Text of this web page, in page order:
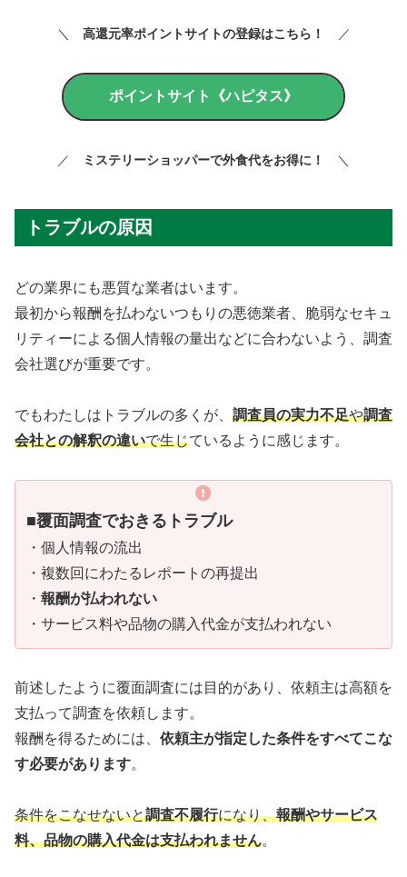
＼ 高還元率ポイントサイトの登録はこちら！ ／
ポイントサイト《ハピタス》
／ ミステリーショッパーで外食代をお得に！ ＼
トラブルの原因
どの業界にも悪質な業者はいます。
最初から報酬を払わないつもりの悪徳業者、脆弱なセキュ
リティーによる個人情報の量出などに合わないよう、調査
会社選びが重要です。
でもわたしはトラブルの多くが、 調査員の実力不足や調査
会社との解釈の違いで生じているように感じます。
■覆面調査でおきるトラブル
・個人情報の流出
・複数回にわたるレポートの再提出
・ 報酬が払われない
・サービス料や品物の購入代金が支払われない
前述したように覆面調査には目的があり、依頼主は高額を
支払って調査を依頼します。
報酬を得るためには、 依頼主が指定した条件をすべてこな
す必要があります。
条件をこなせないと調査不履行になり、報酬やサービス
料、品物の購入代金は支払われません。